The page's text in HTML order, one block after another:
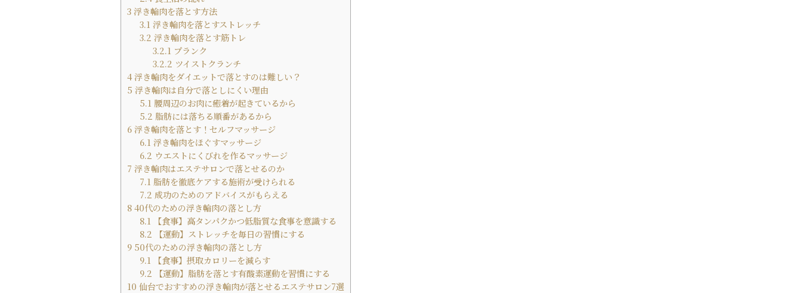
3 浮き輪肉を落とす方法
3.1 浮き輪肉を落とすストレッチ
3.2 浮き輪肉を落とす筋トレ
3.2.1 プランク
3.2.2 ツイストクランチ
4 浮き輪肉をダイエットで落とすのは難しい？
5 浮き輪肉は自分で落としにくい理由
5.1 腰周辺のお肉に癒着が起きているから
5.2 脂肪には落ちる順番があるから
6 浮き輪肉を落とす！セルフマッサージ
6.1 浮き輪肉をほぐすマッサージ
6.2 ウエストにくびれを作るマッサージ
7 浮き輪肉はエステサロンで落とせるのか
7.1 脂肪を徹底ケアする施術が受けられる
7.2 成功のためのアドバイスがもらえる
8 40代のための浮き輪肉の落とし方
8.1 【食事】高タンパクかつ低脂質な食事を意識する
8.2 【運動】ストレッチを毎日の習慣にする
9 50代のための浮き輪肉の落とし方
9.1 【食事】摂取カロリーを減らす
9.2 【運動】脂肪を落とす有酸素運動を習慣にする
10 仙台でおすすめの浮き輪肉が落とせるエステサロン7選